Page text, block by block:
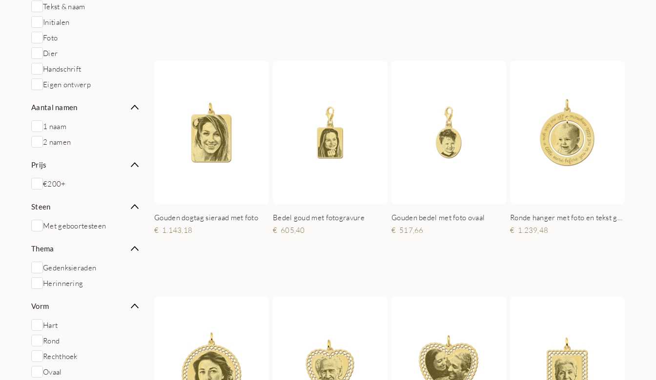
Tekst & naam
Initialen
Foto
Dier
Handschrift
Eigen ontwerp
Aantal namen
1 naam
2 namen
Prijs
€200+
Steen
Met geboortesteen
Thema
Gedenksieraden
Herinnering
Vorm
Hart
Rond
Rechthoek
Ovaal
Gouden dogtag sieraad met foto
1.143,18
Bedel goud met fotogravure
605,40
Gouden bedel met foto ovaal
517,66
1.239,48